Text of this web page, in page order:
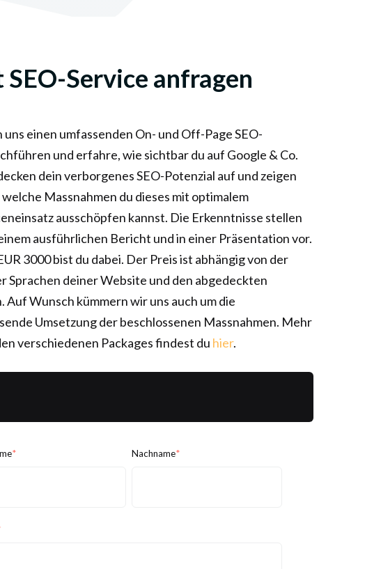
SEO-Service anfragen
uns einen umfassenden On- und Off-Page SEO-
und erfahre, wie sichtbar du auf Google & Co.
dein verborgenes SEO-Potenzial auf und zeigen
Massnahmen du dieses mit optimalem
ausschöpfen kannst. Die Erkenntnisse stellen
ausführlichen Bericht und in einer Präsentation vor.
3000 bist du dabei. Der Preis ist abhängig von der
Sprachen deiner Website und den abgedeckten
Auf Wunsch kümmern wir uns auch um die
Umsetzung der beschlossenen Massnahmen. Mehr
verschiedenen Packages findest du hier.
* Nachname*